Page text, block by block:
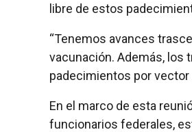
libre de estos
“Tenemos avances
vacunación. Además, los
padecimientos por vector
En el marco de esta
funcionarios federales,